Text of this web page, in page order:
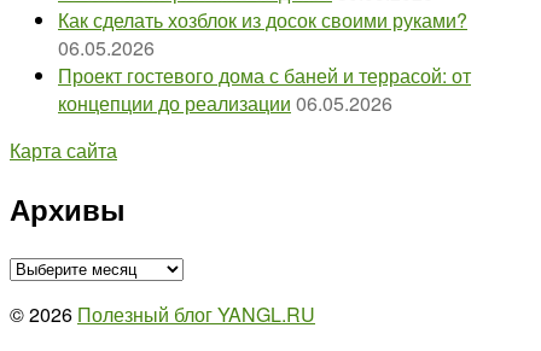
Как сделать хозблок из досок своими руками?
06.05.2026
Проект гостевого дома с баней и террасой: от
концепции до реализации 06.05.2026
Карта сайта
Архивы
Архивы
© 2026 Полезный блог YANGL.RU